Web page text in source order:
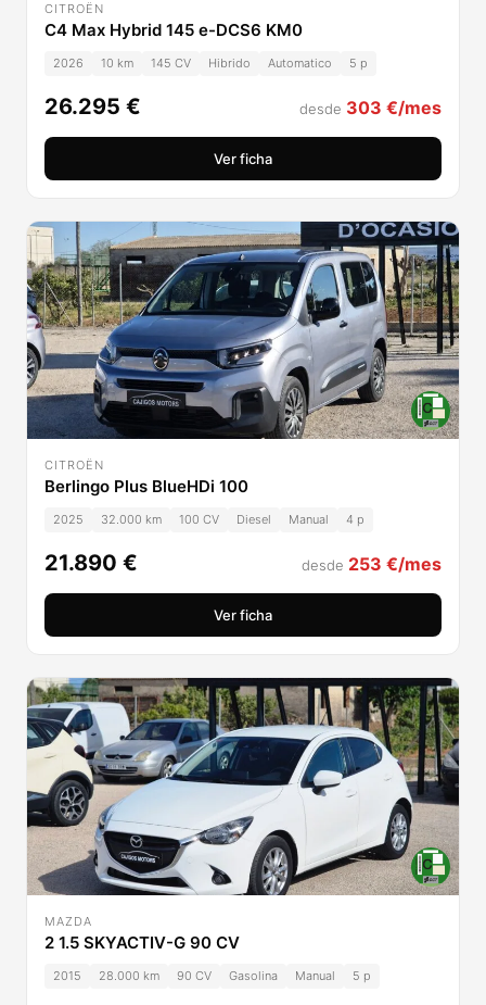
CITROËN
C4 Max Hybrid 145 e-DCS6 KM0
2026 10 km 145 CV Hibrido Automatico 5 p
26.295 € desde 303 €/mes
Ver ficha
CITROËN
Berlingo Plus BlueHDi 100
2025 32.000 km 100 CV Diesel Manual 4 p
21.890 € desde 253 €/mes
Ver ficha
MAZDA
2 1.5 SKYACTIV-G 90 CV
2015 28.000 km 90 CV Gasolina Manual 5 p